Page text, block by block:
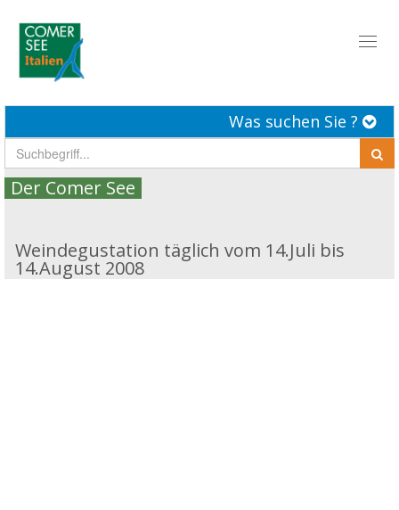
Was suchen Sie ?
Der Comer See
Weindegustation täglich vom 14.Juli bis
14.August 2008